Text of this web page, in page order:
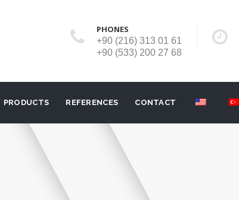
PHONES
+90 (216) 313 01 61
+90 (533) 200 27 68
PRODUCTS REFERENCES CONTACT